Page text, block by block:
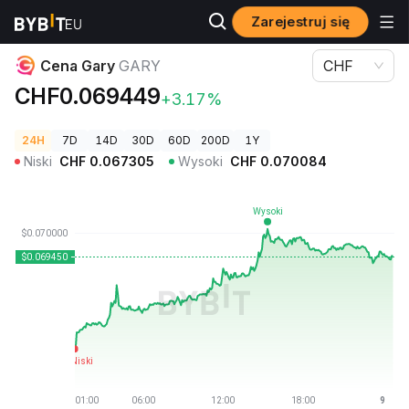
Zarejestruj się
Ceny kryptowalut Cena Gary GARY
Cena Gary GARY
CHF0.069449+3.17%
CHF
24H 7D 14D 30D 60D 200D 1Y
Niski CHF 0.067305 Wysoki CHF 0.070084